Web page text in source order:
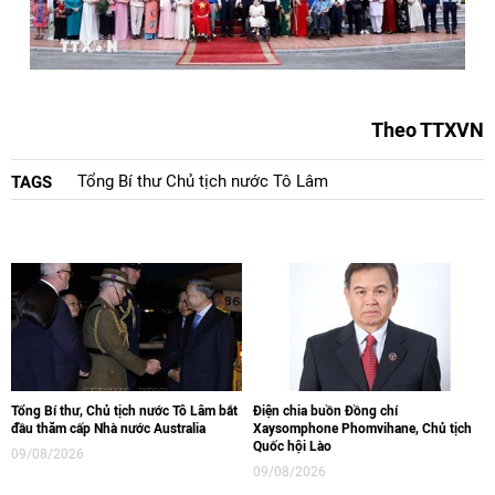
Theo TTXVN
TAGS Tổng Bí thư Chủ tịch nước Tô Lâm
Tổng Bí thư, Chủ tịch nước Tô Lâm bắt
đầu thăm cấp Nhà nước Australia
09/08/2026
Điện chia buồn Đồng chí
Xaysomphone Phomvihane, Chủ tịch
Quốc hội Lào
09/08/2026